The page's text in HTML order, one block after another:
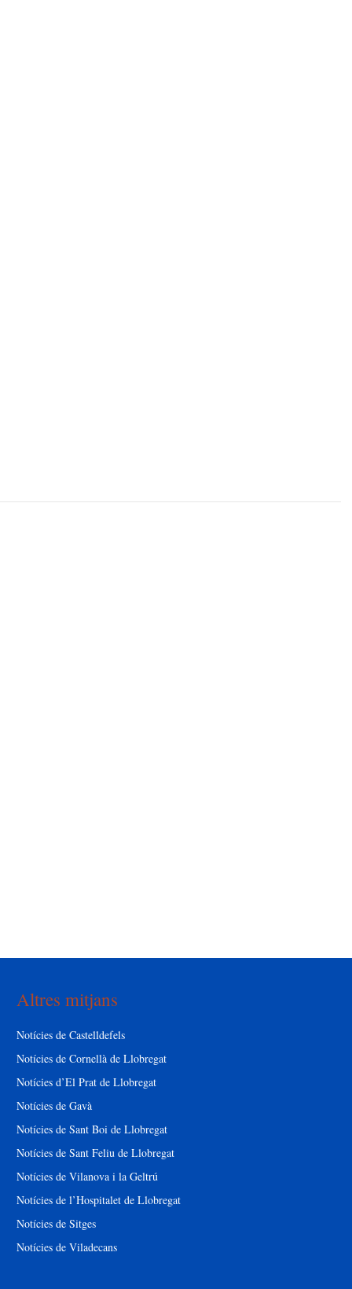
Altres mitjans
Notícies de Castelldefels
Notícies de Cornellà de Llobregat
Notícies d’El Prat de Llobregat
Notícies de Gavà
Notícies de Sant Boi de Llobregat
Notícies de Sant Feliu de Llobregat
Notícies de Vilanova i la Geltrú
Notícies de l’Hospitalet de Llobregat
Notícies de Sitges
Notícies de Viladecans